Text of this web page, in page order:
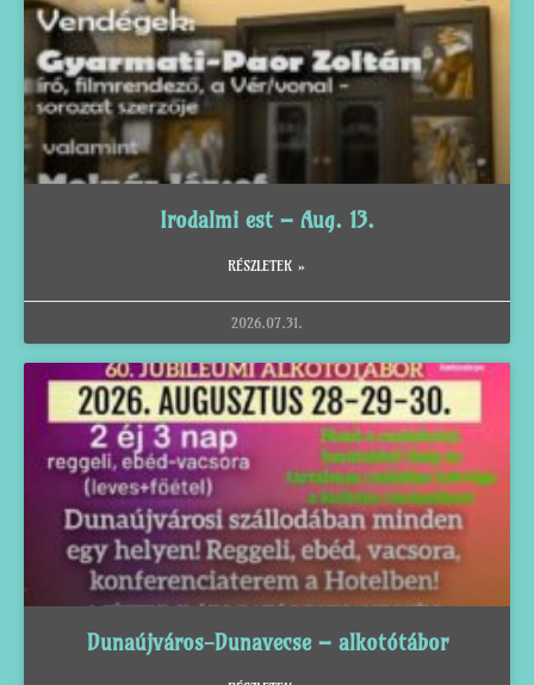
Irodalmi est – Aug. 13.
RÉSZLETEK »
2026.07.31.
Dunaújváros-Dunavecse – alkotótábor